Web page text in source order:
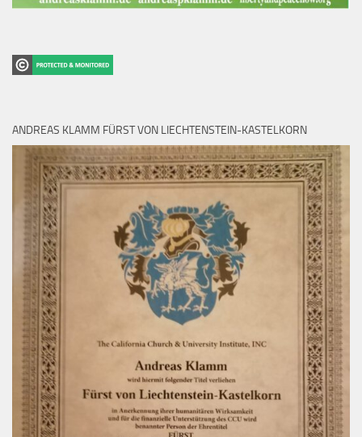
ANDREAS KLAMM FÜRST VON LIECHTENSTEIN-KASTELKORN